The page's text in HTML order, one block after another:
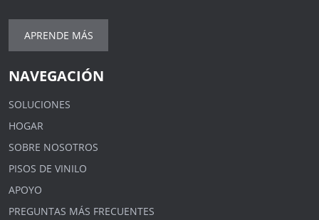
APRENDE MÁS
NAVEGACIÓN
SOLUCIONES
HOGAR
SOBRE NOSOTROS
PISOS DE VINILO
APOYO
PREGUNTAS MÁS FRECUENTES